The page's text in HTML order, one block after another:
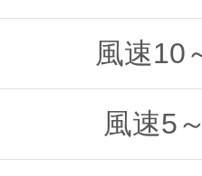
風速10
風速5